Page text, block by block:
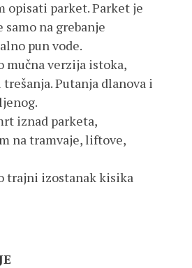
opisati parket. Parket je
na grebanje
pun vode.
mučna verzija istoka,
Putanja dlanova i
iznad parketa,
na tramvaje, liftove,
trajni izostanak kisika